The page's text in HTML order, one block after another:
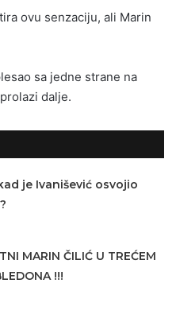
ovu senzaciju, ali Marin
sa jedne strane na
dalje.
je Ivanišević osvojio
MARIN ČILIĆ U TREĆEM
!!!